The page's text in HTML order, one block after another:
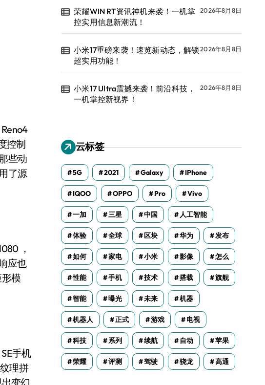
控制
些动
了源
，
应也
模
手机
理拼
变幻
荣耀WIN RT资讯神机来袭！一机掌
控实用信息新潮流！
2026年8月8日
小米17重磅来袭！速览新动态，解锁
超实用功能！
2026年8月8日
小米17 Ultra震撼来袭！前沿科技，
一机掌控新视界！
2026年8月8日
云标签
5G 2021 Galaxy IPhone
IQOO OPPO Pro Vivo
一加 三星 中国 人工智能
体验 全球 区块 华为 发布
如何 家电 小米 影像 怎么
性能 手机 技术 搭载 旗舰
智能 曝光 未来 机器
机器人 正式 游戏 电视
科技 系列 续航 自动 苹果
荣耀 评测 驾驶 骁龙 高通